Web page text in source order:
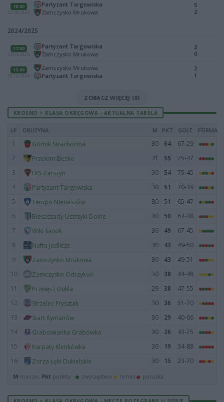
18:00
22.08.2025
Partyzant Targowiska
Zamczysko Mrukowa
5
2
2024/2025
17:00
24.05.2025
Partyzant Targowiska
Zamczysko Mrukowa
2
0
13:00
20.10.2024
Zamczysko Mrukowa
Partyzant Targowiska
2
1
ZOBACZ WIĘCEJ (8)
KROSNO > KLASA OKRĘGOWA - AKTUALNA TABELA
LP DRUŻYNA M PKT GOLE FORMA
1 Górnik Strachocina 30 64
67-29
2
Przełom Besko 31 55
75-47
3
LKS Zarszyn 30 54
75-45
4
Partyzant Targowiska 30 51
70-39
5
Tempo Nienaszów 30 51
65-47
6
Bieszczady Ustrzyki Dolne 30 50
64-38
7
Wiki Sanok 30 49
67-45
8
Nafta Jedlicze 30 43
49-50
9
Zamczysko Mrukowa 30 43
49-51
10
Zamczysko Odrzykoń 30 38
44-48
11
Przełęcz Dukla 29 38
47-55
12
Strzelec Frysztak 30 36
51-70
13
Start Rymanów 30 29
40-66
14
Grabowianka Grabówka 30 26
43-75
15
Karpaty Klimkówka 30 19
34-88
16
Zorza Łęki Dukielskie 30 15 23-70
M mecze, Pkt punkty · zwycięstwo remis porażka